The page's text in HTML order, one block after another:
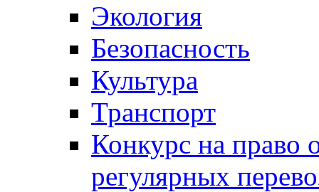
Экология
Безопасность
Культура
Транспорт
Конкурс на право
регулярных